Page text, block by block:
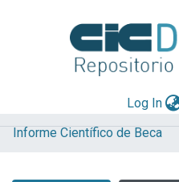
Log In
Explorar
Informe Científico de Beca